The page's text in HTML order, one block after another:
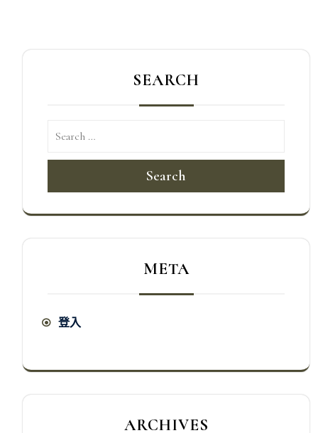
SEARCH
Search
META
登入
ARCHIVES